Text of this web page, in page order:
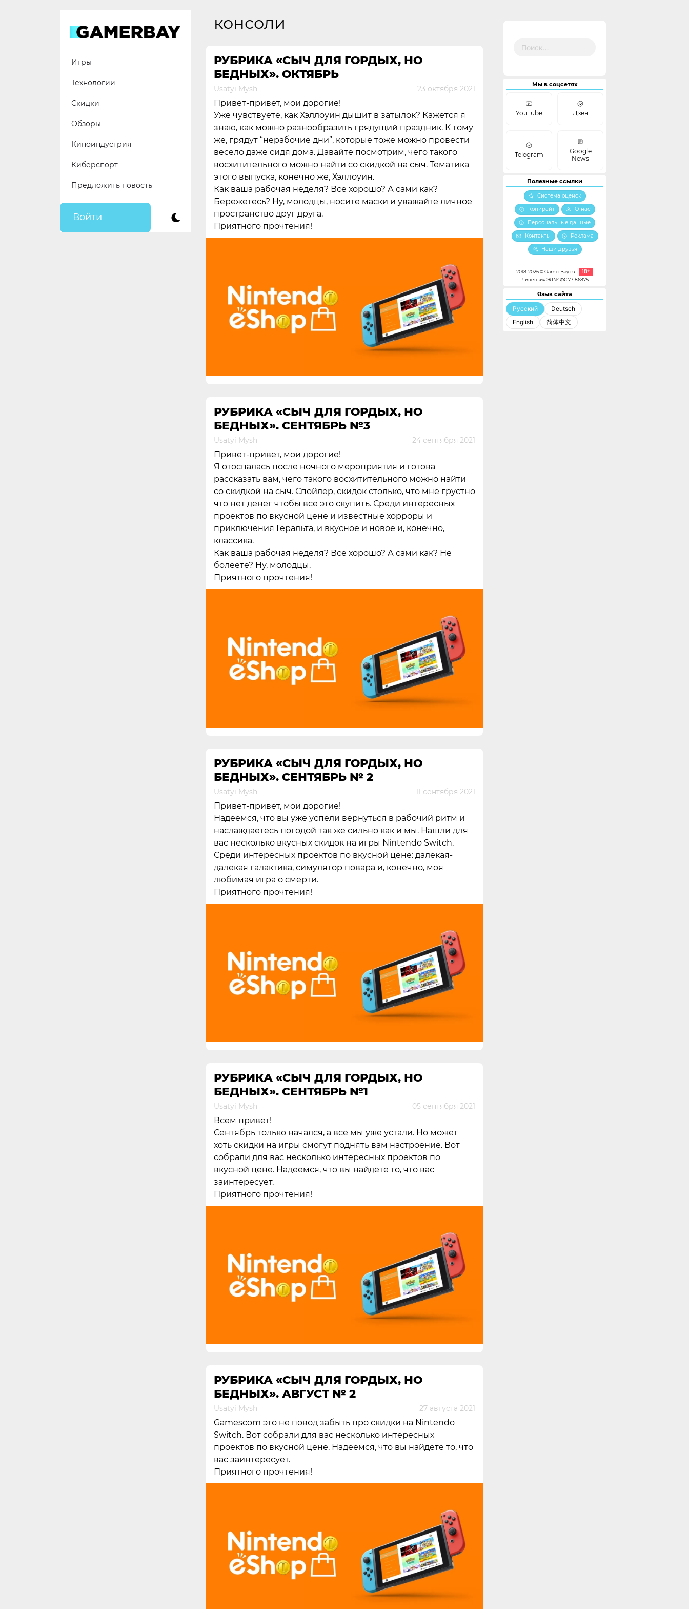
Игры
Технологии
Скидки
Обзоры
Киноиндустрия
Киберспорт
Предложить новость
Войти
консоли
РУБРИКА «СЫЧ ДЛЯ ГОРДЫХ, НО
БЕДНЫХ». ОКТЯБРЬ
Usatyi Mysh 23 октября 2021
Привет-привет, мои дорогие!
Уже чувствуете, как Хэллоуин дышит в затылок? Кажется я
знаю, как можно разнообразить грядущий праздник. К тому
же, грядут “нерабочие дни”, которые тоже можно провести
весело даже сидя дома. Давайте посмотрим, чего такого
восхитительного можно найти со скидкой на сыч. Тематика
этого выпуска, конечно же, Хэллоуин.
Как ваша рабочая неделя? Все хорошо? А сами как?
Бережетесь? Ну, молодцы, носите маски и уважайте личное
пространство друг друга.
Приятного прочтения!
РУБРИКА «СЫЧ ДЛЯ ГОРДЫХ, НО
БЕДНЫХ». СЕНТЯБРЬ №3
Usatyi Mysh 24 сентября 2021
Привет-привет, мои дорогие!
Я отоспалась после ночного мероприятия и готова
рассказать вам, чего такого восхитительного можно найти
со скидкой на сыч. Спойлер, скидок столько, что мне грустно
что нет денег чтобы все это скупить. Среди интересных
проектов по вкусной цене и известные хорроры и
приключения Геральта, и вкусное и новое и, конечно,
классика.
Как ваша рабочая неделя? Все хорошо? А сами как? Не
болеете? Ну, молодцы.
Приятного прочтения!
РУБРИКА «СЫЧ ДЛЯ ГОРДЫХ, НО
БЕДНЫХ». СЕНТЯБРЬ № 2
Usatyi Mysh 11 сентября 2021
Привет-привет, мои дорогие!
Надеемся, что вы уже успели вернуться в рабочий ритм и
наслаждаетесь погодой так же сильно как и мы. Нашли для
вас несколько вкусных скидок на игры Nintendo Switch.
Среди интересных проектов по вкусной цене: далекая-
далекая галактика, симулятор повара и, конечно, моя
любимая игра о смерти.
Приятного прочтения!
РУБРИКА «СЫЧ ДЛЯ ГОРДЫХ, НО
БЕДНЫХ». СЕНТЯБРЬ №1
Usatyi Mysh 05 сентября 2021
Всем привет!
Сентябрь только начался, а все мы уже устали. Но может
хоть скидки на игры смогут поднять вам настроение. Вот
собрали для вас несколько интересных проектов по
вкусной цене. Надеемся, что вы найдете то, что вас
заинтересует.
Приятного прочтения!
РУБРИКА «СЫЧ ДЛЯ ГОРДЫХ, НО
БЕДНЫХ». АВГУСТ № 2
Usatyi Mysh 27 августа 2021
Gamescom это не повод забыть про скидки на Nintendo
Switch. Вот собрали для вас несколько интересных
проектов по вкусной цене. Надеемся, что вы найдете то, что
вас заинтересует.
Приятного прочтения!
Мы в соцсетях
YouTube Дзен
Telegram
Google
News
Полезные ссылки
Система оценок
Копирайт
О нас
Персональные данные
Контакты
Реклама
Наши друзья
2018-2026 © GamerBay.ru 18+
Лицензия ЭЛ№ ФС 77-86875
Язык сайта
Русский
Deutsch
English
简体中文